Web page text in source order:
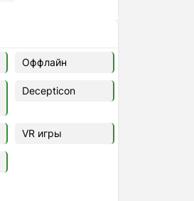
Director's Cut
[RePack
(2024)
2077
Director's Cut
[Папка
Оффлайн
Decepticon
VR игры